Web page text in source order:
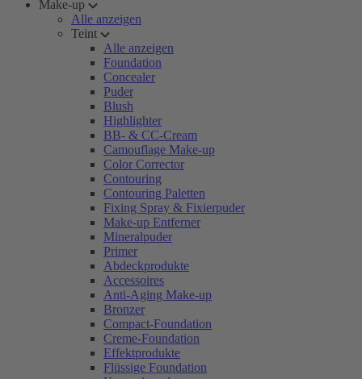
Make-up
Alle anzeigen
Teint
Alle anzeigen
Foundation
Concealer
Puder
Blush
Highlighter
BB- & CC-Cream
Camouflage Make-up
Color Corrector
Contouring
Contouring Paletten
Fixing Spray & Fixierpuder
Make-up Entferner
Mineralpuder
Primer
Abdeckprodukte
Accessoires
Anti-Aging Make-up
Bronzer
Compact-Foundation
Creme-Foundation
Effektprodukte
Flüssige Foundation